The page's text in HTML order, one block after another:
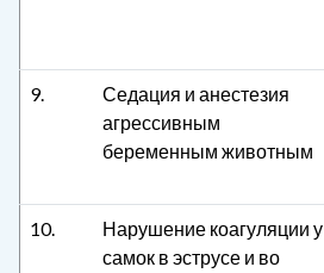
9.
Седация и анестезия
агрессивным
беременным животным
10.
Нарушение коагуляции у
самок в эструсе и во